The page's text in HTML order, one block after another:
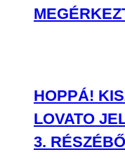
HOPPÁ!
LOVATO
3.